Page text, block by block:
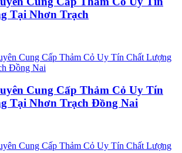
Tại Nhơn Trạch
Cung Cấp Thảm Cỏ Uy Tín
Tại Nhơn Trạch Đồng Nai